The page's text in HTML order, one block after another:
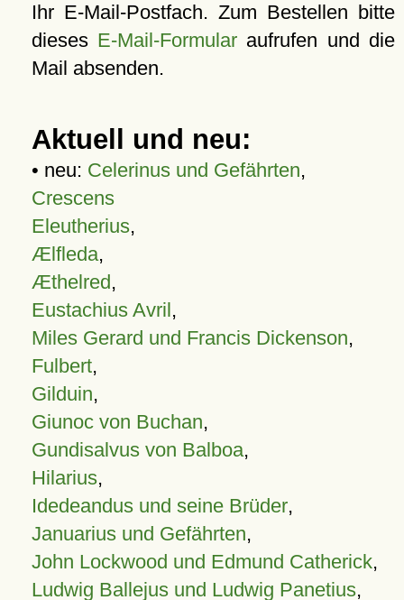
Ihr E-Mail-Postfach. Zum Bestellen bitte
dieses E-Mail-Formular aufrufen und die
Mail absenden.
Aktuell und neu:
• neu: Celerinus und Gefährten,
Crescens
Eleutherius,
Ælfleda,
Æthelred,
Eustachius Avril,
Miles Gerard und Francis Dickenson,
Fulbert,
Gilduin,
Giunoc von Buchan,
Gundisalvus von Balboa,
Hilarius,
Idedeandus und seine Brüder,
Januarius und Gefährten,
John Lockwood und Edmund Catherick,
Ludwig Ballejus und Ludwig Panetius,